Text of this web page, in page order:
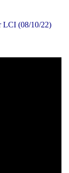
LCI (08/10/22)